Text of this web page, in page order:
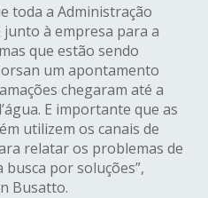
toda a Administração
à empresa para a
que estão sendo
um apontamento
chegaram até a
E importante que as
utilizem os canais de
relatar os problemas de
por soluções”,
Busatto.